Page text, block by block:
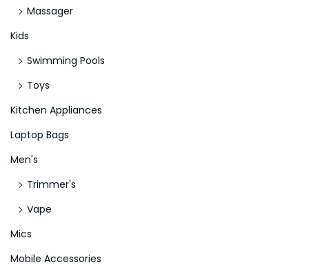
Massager
Kids
Swimming Pools
Toys
Kitchen Appliances
Laptop Bags
Men's
Trimmer's
Vape
Mics
Mobile Accessories